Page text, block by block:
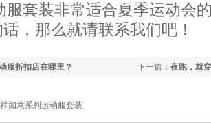
服套装非常适合夏季运动会
，那么就请联系我们吧！
下一篇： 夜跑，就
服折扣店在哪里？
如意系列运动服套装